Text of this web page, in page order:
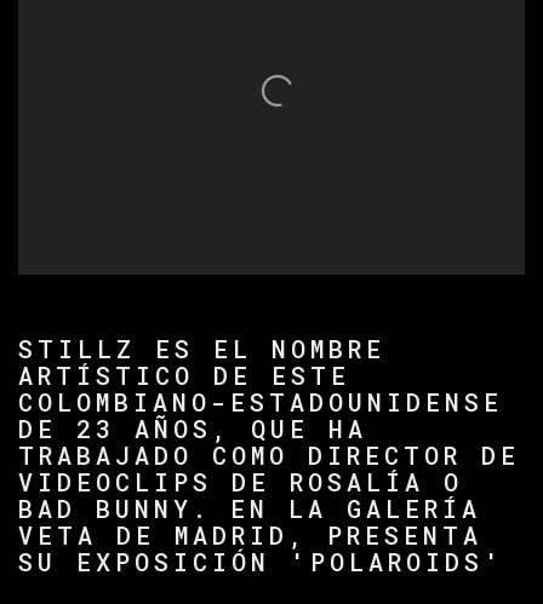
STILLZ ES EL NOMBRE
ARTÍSTICO DE ESTE
COLOMBIANO-ESTADOUNIDENSE
DE 23 AÑOS, QUE HA
TRABAJADO COMO DIRECTOR DE
VIDEOCLIPS DE ROSALÍA O
BAD BUNNY. EN LA GALERÍA
VETA DE MADRID, PRESENTA
SU EXPOSICIÓN 'POLAROIDS'